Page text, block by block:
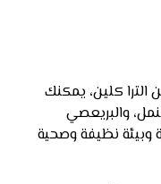
الترا كلين، يمكنك
والبريعصي
وبيئة نظيفة وصحية